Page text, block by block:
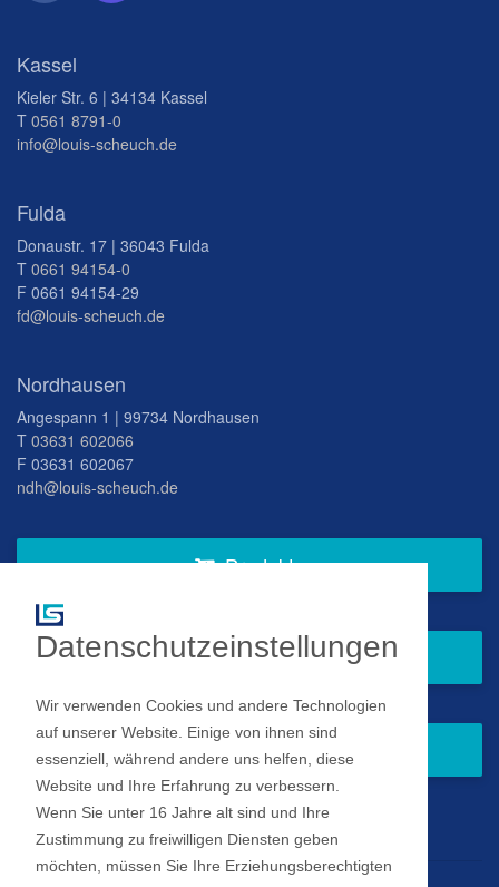
Kassel
Kieler Str. 6 | 34134 Kassel
T 0561 8791-0
info@louis-scheuch.de
Fulda
Donaustr. 17 | 36043 Fulda
T 0661 94154-0
F 0661 94154-29
fd@louis-scheuch.de
Nordhausen
Angespann 1 | 99734 Nordhausen
T 03631 602066
F 03631 602067
ndh@louis-scheuch.de
Produkte
Fragen Sie gern bei uns an
Zum Newsletter anmelden
Impressum
Datenschutzeinstellungen
Wir verwenden Cookies und andere Technologien
auf unserer Website. Einige von ihnen sind
essenziell, während andere uns helfen, diese
Website und Ihre Erfahrung zu verbessern.
Wenn Sie unter 16 Jahre alt sind und Ihre
Zustimmung zu freiwilligen Diensten geben
möchten, müssen Sie Ihre Erziehungsberechtigten